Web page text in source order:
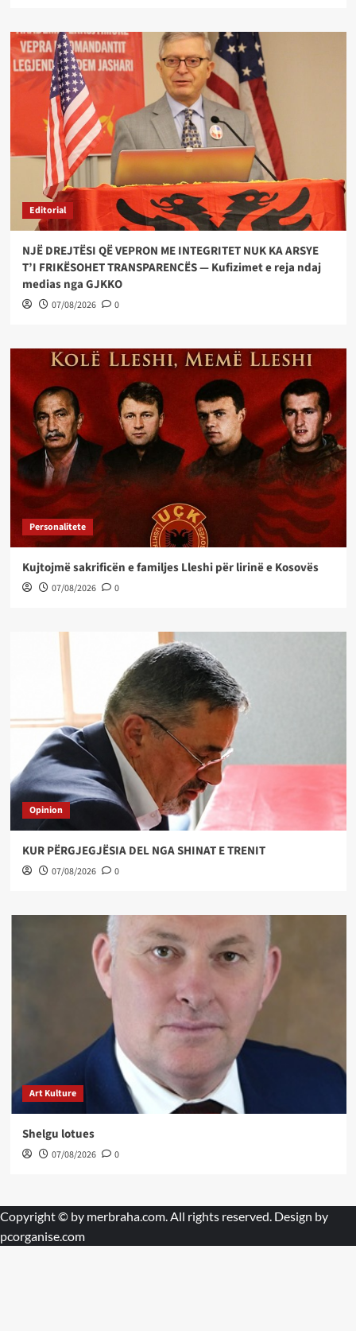
Editorial
NJË DREJTËSI QË VEPRON ME INTEGRITET NUK KA ARSYE
T’I FRIKËSOHET TRANSPARENCËS — Kufizimet e reja ndaj
medias nga GJKKO
07/08/2026 0
Personalitete
Kujtojmë sakrificën e familjes Lleshi për lirinë e Kosovës
07/08/2026 0
Opinion
KUR PËRGJEGJËSIA DEL NGA SHINAT E TRENIT
07/08/2026 0
Art Kulture
Shelgu lotues
07/08/2026 0
Copyright © by merbraha.com . All rights reserved. Design by
pcorganise.com